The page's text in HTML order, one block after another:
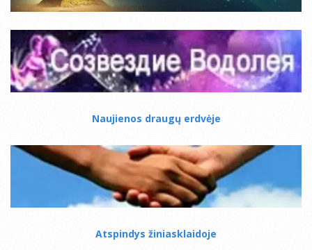
Naujienos draugų erdvėje
Atspindys žiniasklaidoje